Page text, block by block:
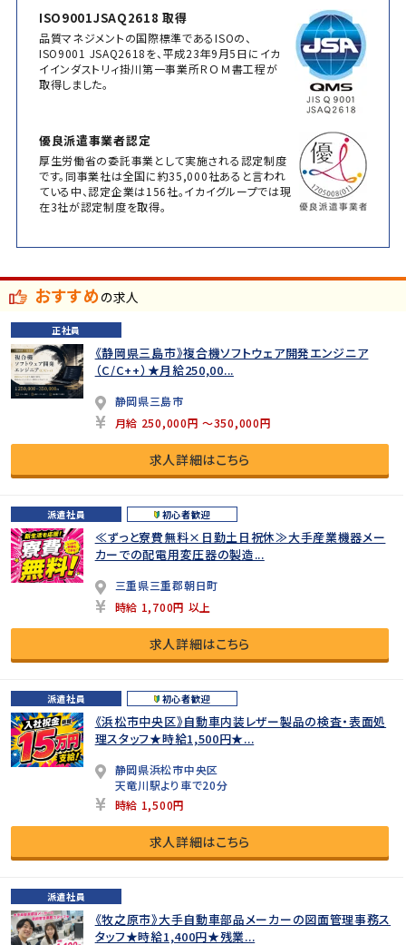
ISO9001JSAQ2618 取得
品質マネジメントの国際標準であるISOの、
ISO9001 JSAQ2618を、平成23年9月5日にイカ
イインダストリィ掛川第一事業所ＲＯＭ書工程が
取得しました。
優良派遣事業者認定
厚生労働省の委託事業として実施される認定制度
です。同事業社は全国に約35,000社あると言われ
ている中、認定企業は156社。イカイグループでは現
在3社が認定制度を取得。
おすすめの求人
正社員
《静岡県三島市》複合機ソフトウェア開発エンジニア
（C/C++）★月給250,00...
静岡県三島市
月給 250,000円 ～350,000円
求人詳細はこちら
派遣社員 初心者歓迎
≪ずっと寮費無料×日勤土日祝休≫大手産業機器メー
カーでの配電用変圧器の製造...
三重県三重郡朝日町
時給 1,700円 以上
求人詳細はこちら
派遣社員 初心者歓迎
《浜松市中央区》自動車内装レザー製品の検査・表面処
理スタッフ★時給1,500円★...
静岡県浜松市中央区
天竜川駅より車で20分
時給 1,500円
求人詳細はこちら
派遣社員
《牧之原市》大手自動車部品メーカーの図面管理事務ス
タッフ★時給1,400円★残業...